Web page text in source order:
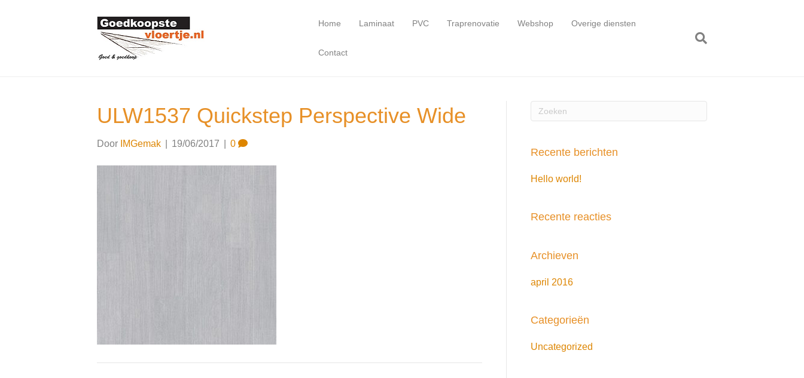
Home Laminaat PVC Traprenovatie Webshop Overige diensten
Contact
ULW1537 Quickstep Perspective Wide
Door IMGemak 19/06/2017 0
Recente berichten
Hello world!
Recente reacties
Archieven
april 2016
Categorieën
Uncategorized